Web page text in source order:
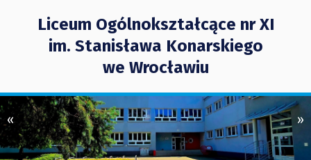
Liceum Ogólnokształcące nr XI
im. Stanisława Konarskiego
we Wrocławiu
« »